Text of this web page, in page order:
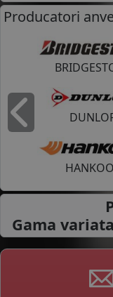
Producatori
Gama